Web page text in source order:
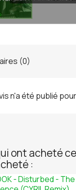
(0)
n'a été publié
ont acheté
: